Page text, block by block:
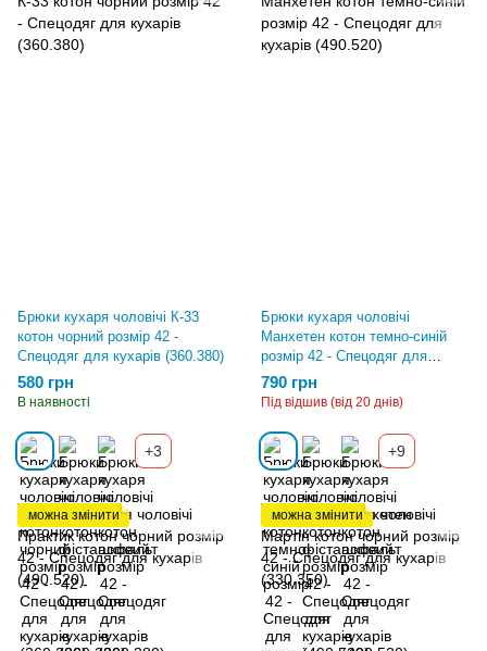
Брюки кухаря чоловічі К-33
котон чорний розмір 42 -
Спецодяг для кухарів (360.380)
580 грн
В наявності
+3
Брюки кухаря чоловічі
Манхетен котон темно-синій
розмір 42 - Спецодяг для
кухарів (490.520)
790 грн
Під відшив (від 20 днів)
+9
можна змінити можна змінити